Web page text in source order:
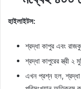
হাইলাইটস:
শ্রদ্ধা কাপুর এবং
শ্রদ্ধা কাপুরের স্ত্রী ২
এখন প্রশ্ন হল, শ্রদ্ধা